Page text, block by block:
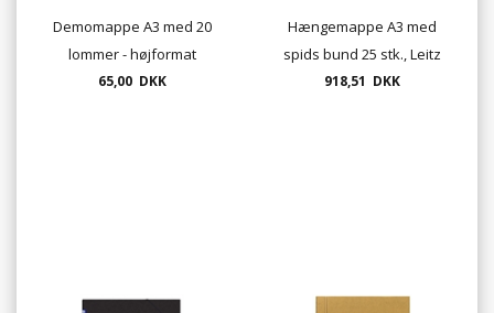
Demomappe A3 med 20
lommer - højformat
65,00 DKK
Hængemappe A3 med
spids bund 25 stk., Leitz
Alpha - naturbrun
918,51 DKK